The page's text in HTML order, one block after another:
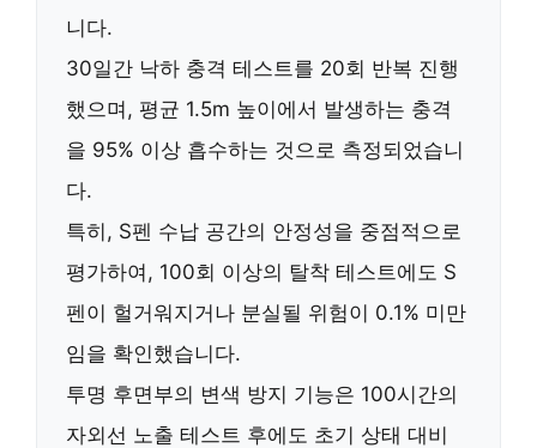
니다.
30일간 낙하 충격 테스트를 20회 반복 진행
했으며, 평균 1.5m 높이에서 발생하는 충격
을 95% 이상 흡수하는 것으로 측정되었습니
다.
특히, S펜 수납 공간의 안정성을 중점적으로
평가하여, 100회 이상의 탈착 테스트에도 S
펜이 헐거워지거나 분실될 위험이 0.1% 미만
임을 확인했습니다.
투명 후면부의 변색 방지 기능은 100시간의
자외선 노출 테스트 후에도 초기 상태 대비